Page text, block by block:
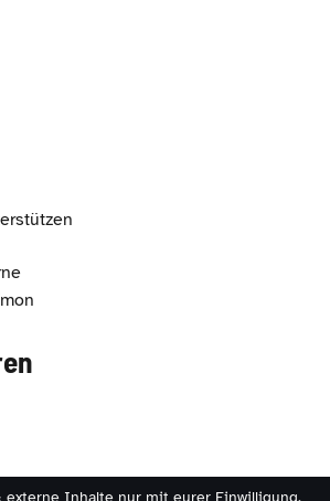
externe Inhalte nur mit eurer Einwilligung.